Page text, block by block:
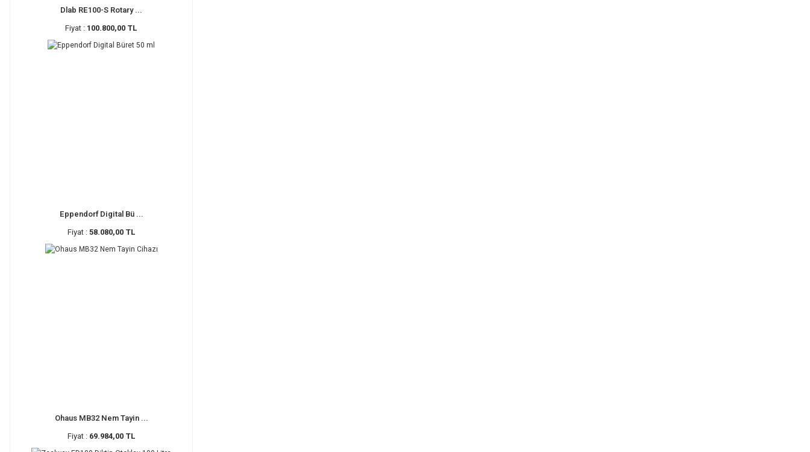
Dlab RE100-S Rotary ...
Fiyat : 100.800,00 TL
Eppendorf Digital Bü ...
Fiyat :58.080,00 TL
Ohaus MB32 Nem Tayin ...
Fiyat : 69.984,00 TL